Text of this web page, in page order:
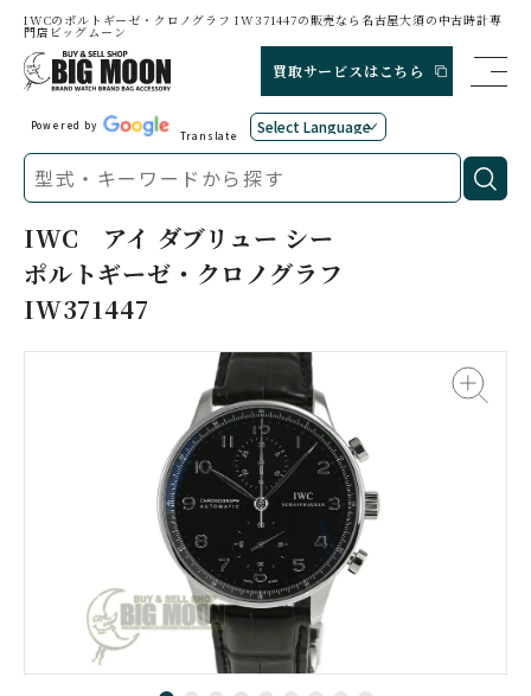
IWCのポルトギーゼ・クロノグラフ IW371447の販売なら名古屋大須の中古時計専
門店ビッグムーン
買取サービスはこちら
Powered by
Translate
IWC アイ ダブリュー シー
ポルトギーゼ・クロノグラフ
IW371447